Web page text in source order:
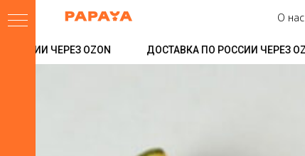
О нас
ЧЕРЕЗ OZON ДОСТАВКА ПО РОССИИ ЧЕРЕЗ OZON